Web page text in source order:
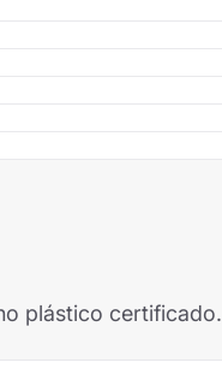
plástico certificado.